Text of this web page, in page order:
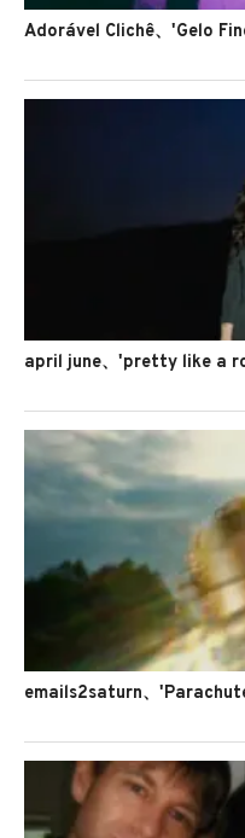
Adorável Clichê、'Gelo
april june、'pretty like a
emails2saturn、